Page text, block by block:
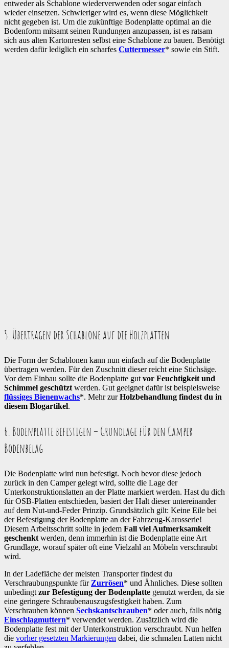
entweder als Schablone wiederverwenden oder sogar einfach
wieder einsetzen. Schwieriger wird es, wenn diese Möglichkeit
nicht gegeben ist. Um die zukünftige Bodenplatte optimal an die
Bodenform mitsamt seinen Rundungen anzupassen, ist es ratsam
sich aus alten Kartonresten selbst eine Schablone zu bauen. Benötigt
werden dafür lediglich ein scharfes Cuttermesser* sowie ein Stift.
5. Übertragen der Schablone auf die Holzplatten
Die Form der Schablonen kann nun einfach auf die Bodenplatte
übertragen werden. Für den Zuschnitt dieser reicht eine Stichsäge.
Vor dem Einbau sollte die Bodenplatte gut vor Feuchtigkeit und
Schimmel geschützt werden. Gut geeignet dafür ist beispielsweise
flüssiges Bienenwachs*. Mehr zurHolzbehandlung findest du in
diesem Blogartikel.
6. Bodenplatte befestigen – Grundlage für den Camper
Bodenbelag
Die Bodenplatte wird nun befestigt. Noch bevor diese jedoch
zurück in den Camper gelegt wird, sollte die Lage der
Unterkonstruktionslatten an der Platte markiert werden. Hast du dich
für OSB-Platten entschieden, basiert der Halt dieser untereinander
auf dem Nut-und-Feder Prinzip. Grundsätzlich gilt: Keine Eile bei
der Befestigung der Bodenplatte an der Fahrzeug-Karosserie!
Diesem Arbeitsschritt sollte in jedem Fall viel Aufmerksamkeit
geschenkt werden, denn immerhin ist die Bodenplatte eine Art
Grundlage, worauf später oft eine Vielzahl an Möbeln verschraubt
wird.
In der Ladefläche der meisten Transporter findest du
Verschraubungspunkte für Zurrösen* und Ähnliches. Diese sollten
unbedingt zur Befestigung der Bodenplatte genutzt werden, da sie
eine geringere Schraubenauszugsfestigkeit haben. Zum
Verschrauben können Sechskantschrauben* oder auch, falls nötig
Einschlagmuttern* verwendet werden. Zusätzlich wird die
Bodenplatte fest mit der Unterkonstruktion verschraubt. Nun helfen
die vorher gesetzten Markierungen dabei, die schmalen Latten nicht